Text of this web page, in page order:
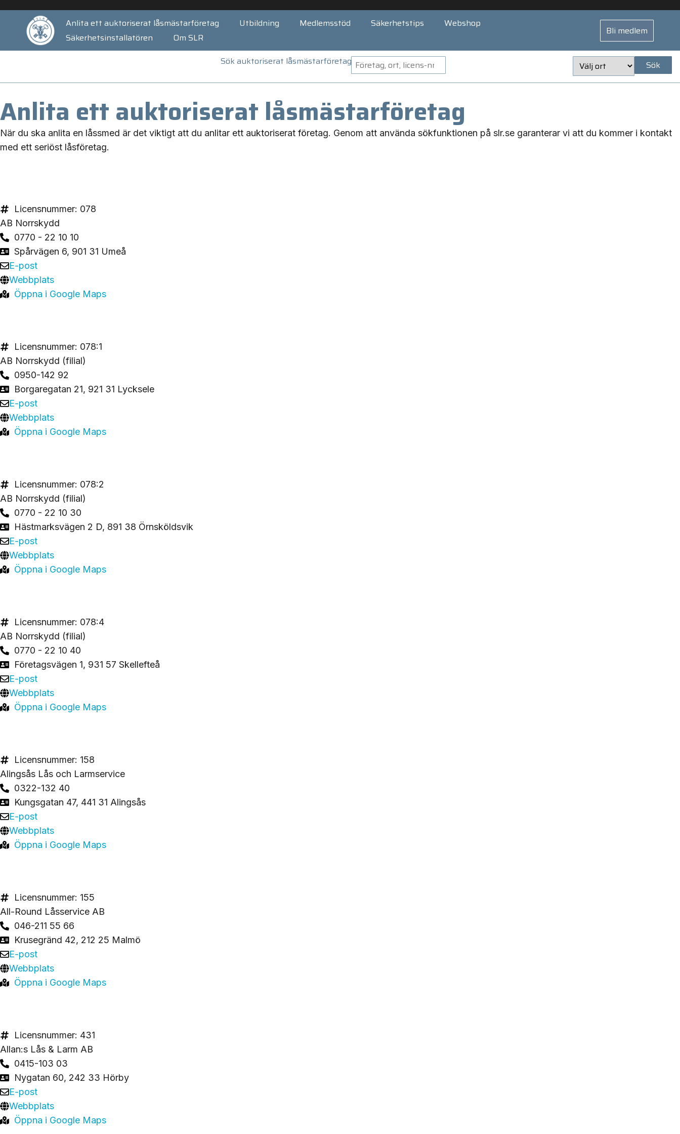
Anlita ett auktoriserat låsmästarföretag Utbildning Medlemsstöd Säkerhetstips
Webshop
Säkerhetsinstallatören
Om SLR
Bli medlem
Sök auktoriserat låsmästarföretag Sök
Anlita ett auktoriserat låsmästarföretag
När du ska anlita en låssmed är det viktigt att du anlitar ett auktoriserat företag. Genom att använda sökfunktionen på slr.se garanterar vi att du kommer i kontakt
med ett seriöst låsföretag.
Licensnummer: 078
AB Norrskydd
0770 - 22 10 10
Spårvägen 6, 901 31 Umeå
E-post
Webbplats
Öppna i Google Maps
Licensnummer: 078:1
AB Norrskydd (filial)
0950-142 92
Borgaregatan 21, 921 31 Lycksele
E-post
Webbplats
Öppna i Google Maps
Licensnummer: 078:2
AB Norrskydd (filial)
0770 - 22 10 30
Hästmarksvägen 2 D, 891 38 Örnsköldsvik
E-post
Webbplats
Öppna i Google Maps
Licensnummer: 078:4
AB Norrskydd (filial)
0770 - 22 10 40
Företagsvägen 1, 931 57 Skellefteå
E-post
Webbplats
Öppna i Google Maps
Licensnummer: 158
Alingsås Lås och Larmservice
0322-132 40
Kungsgatan 47, 441 31 Alingsås
E-post
Webbplats
Öppna i Google Maps
Licensnummer: 155
All-Round Låsservice AB
046-211 55 66
Krusegränd 42, 212 25 Malmö
E-post
Webbplats
Öppna i Google Maps
Licensnummer: 431
Allan:s Lås & Larm AB
0415-103 03
Nygatan 60, 242 33 Hörby
E-post
Webbplats
Öppna i Google Maps